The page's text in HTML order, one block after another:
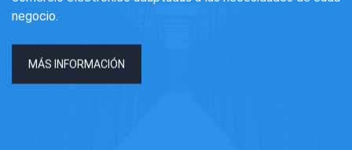
negocio.
MÁS INFORMACIÓN